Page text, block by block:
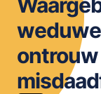
ontrouw